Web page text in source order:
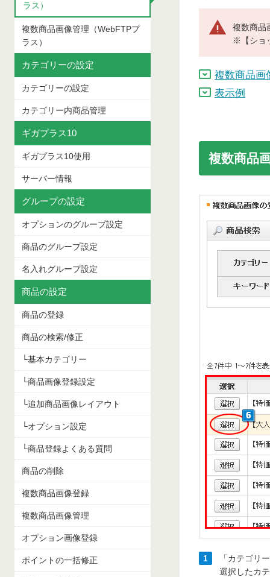
ラス）
複数商品画像管理（WebFTPプ
ラス）
カテゴリーの設定
カテゴリーの設定
カテゴリー内商品管理
ギガプラス10
ギガプラス10使用
サーバー情報
グループの設定
オプションのグループ設定
商品のグループ設定
名入れグループ設定
商品の設定
商品の登録
商品の検索/修正
└基本カテゴリー
└商品画像登録設定
└追加商品画像レイアウト
└オプション設定
└商品登録よくある質問
商品の削除
複数商品画像登録
複数商品画像管理
オプション画像登録
ポイントの一括修正
複数商品
※【ショ
複数商品画
表示例
複数商品
1
「カテゴリ
選択したカ